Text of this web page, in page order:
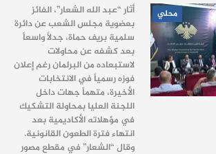
محلي
أثار “عبد الله الشعار”، الفائز
بعضوية مجلس الشعب عن دائرة
سلمية بريف حماة، جدلاً واسعاً
بعد كشفه عن محاولات
لاستبعاده من البرلمان رغم إعلان
فوزه رسمياً في الانتخابات
الأخيرة، متهماً جهات داخل
اللجنة العليا بمحاولة التشكيك
في مؤهلاته الأكاديمية بعد
انتهاء فترة الطعون القانونية.
وقال “الشعار” في مقطع مصور